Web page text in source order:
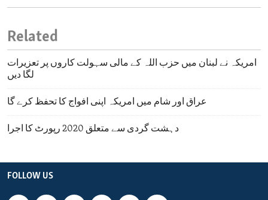
Related
امریکہ نے لبنان میں حزب اللہ کے مالی سہولت کاروں پر تعزیرات
لگا دیں
عراق اور شام میں امریکہ اپنی افواج کا تحفظ کرے گا
دہشت گردی سے متعلق 2020 رپورٹ کا اجرا
FOLLOW US